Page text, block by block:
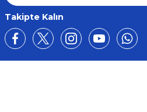
Takipte Kalın